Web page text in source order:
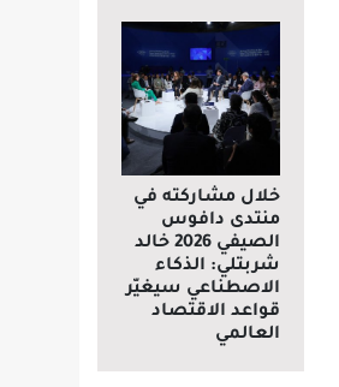
خلال مشاركته في
منتدى دافوس
الصيفي 2026 خالد
شربتلي: الذكاء
الاصطناعي سيغيّر
قواعد الاقتصاد
العالمي